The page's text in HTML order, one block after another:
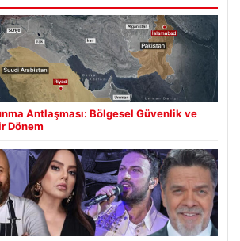
Antlaşması: Bölgesel Güvenlik ve
Dönem